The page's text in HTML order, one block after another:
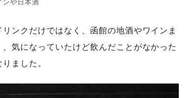
ンクだけではなく、函館の地酒やワインま
気になっていたけど飲んだことがなかった
ました。